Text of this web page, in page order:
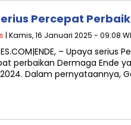
Percepat
| Kamis, 16 Januari 2025 - 09:08
– Upaya serius
perbaikan Dermaga Ende
Dalam pernyataannya,